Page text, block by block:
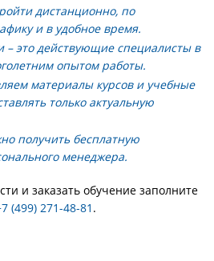
дистанционно, по
и в удобное время.
– это действующие специалисты в
опытом работы.
материалы курсов и учебные
только актуальную
получить бесплатную
менеджера.
и заказать обучение заполните
(499) 271-48-81 .